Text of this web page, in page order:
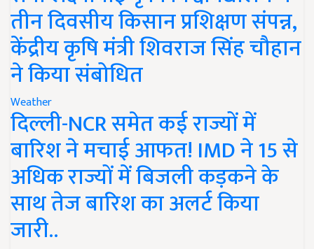
तीन दिवसीय किसान प्रशिक्षण संपन्न,
केंद्रीय कृषि मंत्री शिवराज सिंह चौहान
ने किया संबोधित
Weather
दिल्ली-NCR समेत कई राज्यों में
बारिश ने मचाई आफत! IMD ने 15 से
अधिक राज्यों में बिजली कड़कने के
साथ तेज बारिश का अलर्ट किया
जारी..